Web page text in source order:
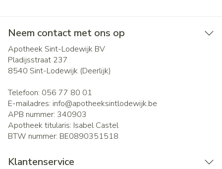
Neem contact met ons op
Apotheek Sint-Lodewijk BV
Pladijsstraat 237
8540 Sint-Lodewijk (Deerlijk)
Telefoon: 056 77 80 01
E-mailadres: info@apotheeksintlodewijk.be
APB nummer: 340903
Apotheek titularis: Isabel Castel
BTW nummer: BE0890351518
Klantenservice